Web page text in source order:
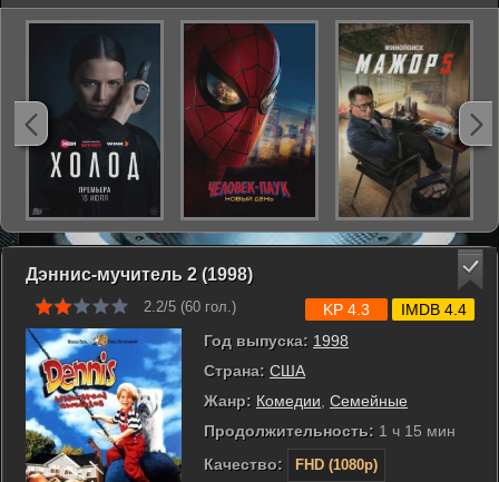
Дэннис-мучитель 2 (1998)
2.2/5 (60 гол.)
Год выпуска: 1998
Страна: США
Жанр: Комедии Семейные
Продолжительность: 1 ч 15 мин
Качество:
FHD (1080p)
KP 4.3 IMDB 4.4